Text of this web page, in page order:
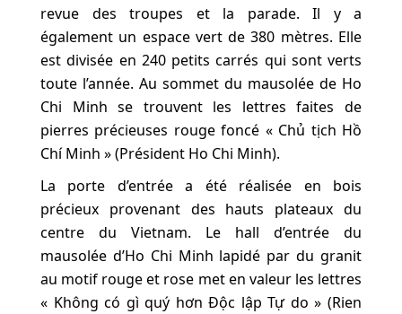
revue des troupes et la parade. Il y a
également un espace vert de 380 mètres. Elle
est divisée en 240 petits carrés qui sont verts
toute l’année. Au sommet du mausolée de Ho
Chi Minh se trouvent les lettres faites de
pierres précieuses rouge foncé « Chủ tịch Hồ
Chí Minh » (Président Ho Chi Minh).
La porte d’entrée a été réalisée en bois
précieux provenant des hauts plateaux du
centre du Vietnam. Le hall d’entrée du
mausolée d’Ho Chi Minh lapidé par du granit
au motif rouge et rose met en valeur les lettres
« Không có gì quý hơn Độc lập Tự do » (Rien